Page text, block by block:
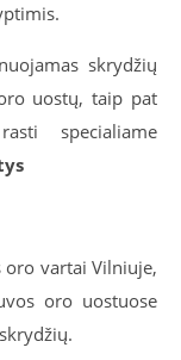
skrydžių
uostų, taip pat
specialiame
vartai Vilniuje,
oro uostuose